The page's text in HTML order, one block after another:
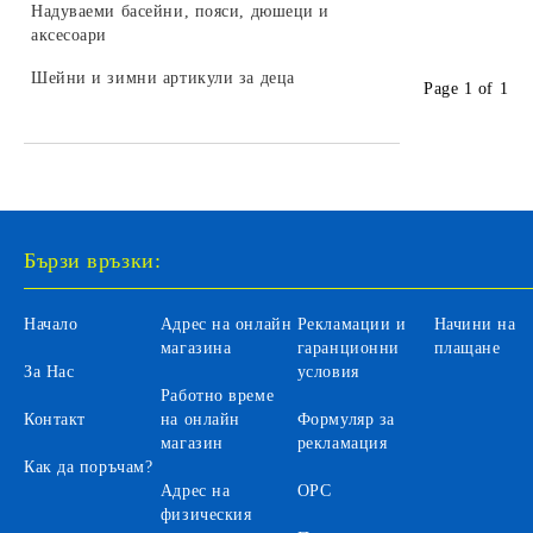
LEGO SONIC
LEGO DISNEY
LEGO Fortnite
LEGO Gabby's Dollhouse
Камиони за деца
Селскостопански машини за деца
Трансформъри и роботи
Хоби модели за сглобяване
колекционери
Бебешки играчки за легло и колички
Играчки и залъгалки за бебета
бебета
Вани и аксесоари за къпане на
бебета
Бебешки гърнета и седалки
Аксесоари за баня и тоалетна
Детски инхалатори и термометри
Надуваеми басейни, пояси, дюшеци и
аксесоари
Шейни и зимни артикули за деца
Page 1 of 1
Бързи връзки:
Начало
За Нас
Контакт
Как да поръчам?
Адрес на онлайн
магазина
Работно време
на онлайн
магазин
Адрес на
физическия
Рекламации и
гаранционни
условия
Формуляр за
рекламация
ОРС
Начини на
плащане